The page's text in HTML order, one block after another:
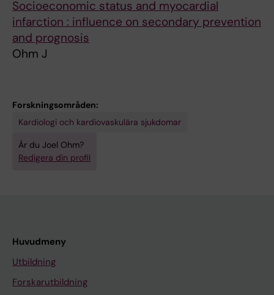
Socioeconomic status and myocardial
infarction : influence on secondary prevention
and prognosis
Ohm J
Forskningsområden:
Kardiologi och kardiovaskulära sjukdomar
Är du Joel Ohm?
Redigera din profil
Huvudmeny
Utbildning
Forskarutbildning